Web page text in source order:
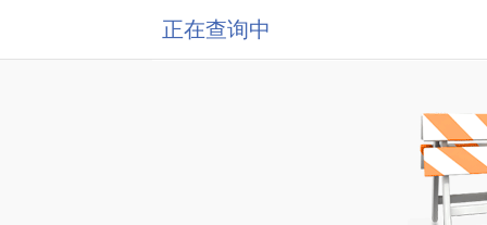
正在查询中